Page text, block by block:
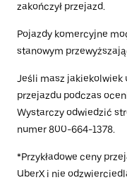
zakończył przejazd.
Pojazdy komercyjne
stanowym
Jeśli masz jakiekolwiek
przejazdu podczas
Wystarczy odwiedzić
numer 800-664-1378.
*Przykładowe ceny
UberX i nie